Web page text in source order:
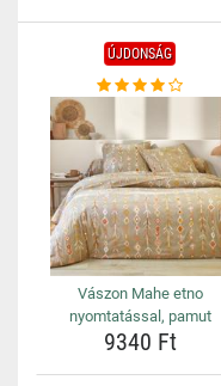
ÚJDONSÁG
Vászon Mahe etno
nyomtatással, pamut
9340 Ft